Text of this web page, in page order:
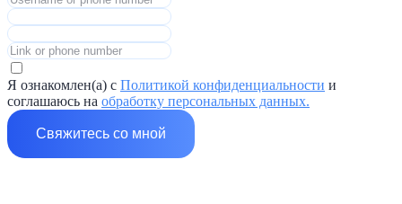
Я ознакомлен(а) с Политикой конфиденциальности и
соглашаюсь на обработку персональных данных.
Свяжитесь со мной